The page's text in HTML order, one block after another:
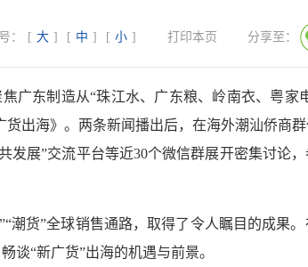
： [ 大 ] [ 中 ] [ 小 ] 打印本页 分享至：
广东制造从“珠江水、广东粮、岭南衣、粤家
出海》。两条新闻播出后，在海外潮汕侨商群
展”交流平台等近30个微信群展开密集讨论
货”全球销售通路，取得了令人瞩目的成果
谈“新广货”出海的机遇与前景。